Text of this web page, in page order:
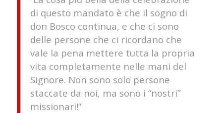
di questo mandato è che il sogno di
don Bosco continua, e che ci sono
delle persone che ci ricordano che
vale la pena mettere tutta la propria
vita completamente nelle mani del
Signore. Non sono solo persone
staccate da noi, ma sono i “nostri”
missionari!”